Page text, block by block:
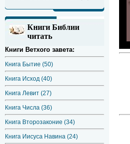
Книги Библии
читать
Книги Ветхого завета:
Книга Бытие (50)
Книга Исход (40)
Книга Левит (27)
Книга Числа (36)
Книга Второзаконие (34)
Книга Иисуса Навина (24)